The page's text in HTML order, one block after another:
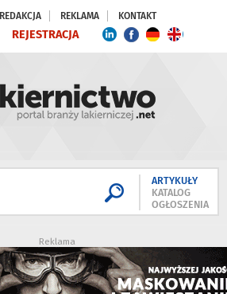
REDAKCJA REKLAMA KONTAKT
REJESTRACJA
ARTYKUŁY
KATALOG
OGŁOSZENIA
Reklama